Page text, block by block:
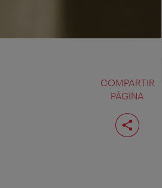
COMPARTIR
PÁGINA
Compartir
página